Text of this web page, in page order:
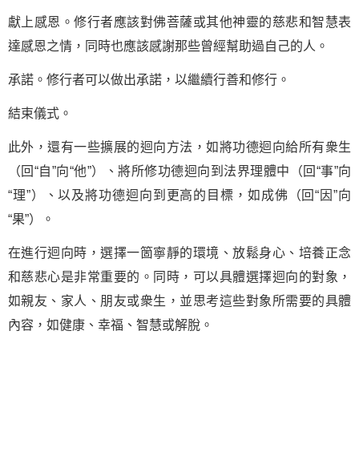
獻上感恩。修行者應該對佛菩薩或其他神靈的慈悲和智慧表
達感恩之情，同時也應該感謝那些曾經幫助過自己的人。
承諾。修行者可以做出承諾，以繼續行善和修行。
結束儀式。
此外，還有一些擴展的迴向方法，如將功德迴向給所有衆生
（回“自”向“他”）、將所修功德迴向到法界理體中（回“事”向
“理”）、以及將功德迴向到更高的目標，如成佛（回“因”向
“果”）。
在進行迴向時，選擇一箇寧靜的環境、放鬆身心、培養正念
和慈悲心是非常重要的。同時，可以具體選擇迴向的對象，
如親友、家人、朋友或衆生，並思考這些對象所需要的具體
內容，如健康、幸福、智慧或解脫。